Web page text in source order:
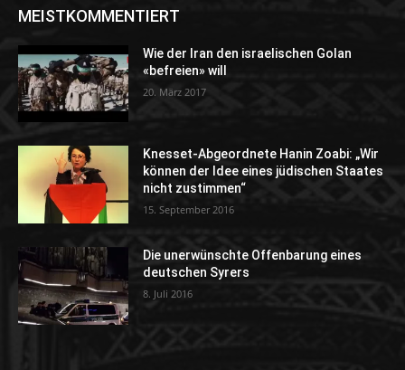
MEISTKOMMENTIERT
Wie der Iran den israelischen Golan
«befreien» will
20. März 2017
Knesset-Abgeordnete Hanin Zoabi: „Wir
können der Idee eines jüdischen Staates
nicht zustimmen“
15. September 2016
Die unerwünschte Offenbarung eines
deutschen Syrers
8. Juli 2016